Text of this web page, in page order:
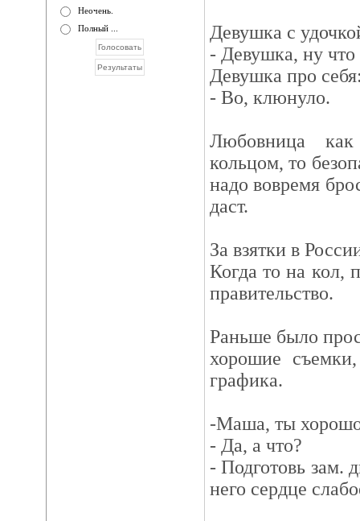
Неочень.
Полный ...
Девушка с
- Девушка, ну что
Девушка про
- Во, клюнуло.
Любовница
кольцом, то
надо вовремя
даст.
За взятки в
Когда то на кол,
правительство.
Раньше было
хорошие
графика.
-Маша, ты
- Да, а что?
- Подготовь зам.
него сердце